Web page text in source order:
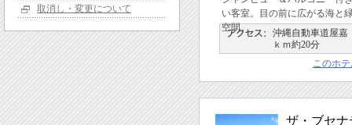
い客室。目の前に広がる海と
空間。
沖縄自動車道屋嘉
ｋｍ約20分
このホ
ザ・ブセナ
取消し・変更について